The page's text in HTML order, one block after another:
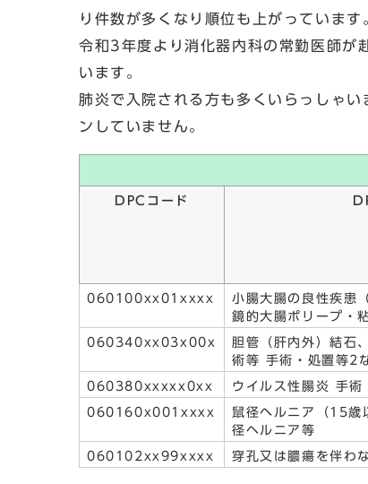
り件数が多くなり順位も上がっています
令和3年度より消化器内科の常勤医師が
います。
肺炎で入院される方も多くいらっしゃ
ンしていません。
DPCコード
060100xx01xxxx
小腸大腸の良性疾患
鏡的大腸ポリープ・
060340xx03x00x
胆管（肝内外）結石
術等 手術・処置等2
060380xxxxx0xx ウイルス性腸炎 手術
060160x001xxxx
鼠径ヘルニア（15
径ヘルニア等
060102xx99xxxx 穿孔又は膿瘍を伴わ